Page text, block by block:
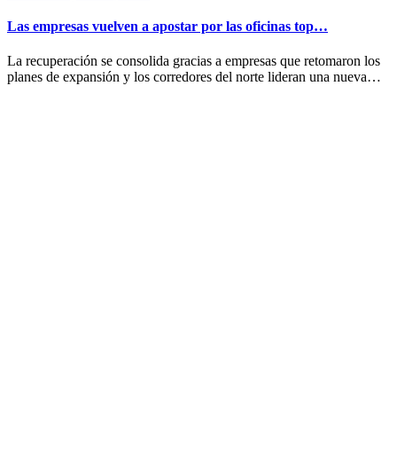
Las empresas vuelven a apostar por las oficinas top…
La recuperación se consolida gracias a empresas que retomaron los
planes de expansión y los corredores del norte lideran una nueva…